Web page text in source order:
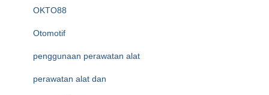
OKTO88
Otomotif
penggunaan perawatan alat
perawatan alat dan